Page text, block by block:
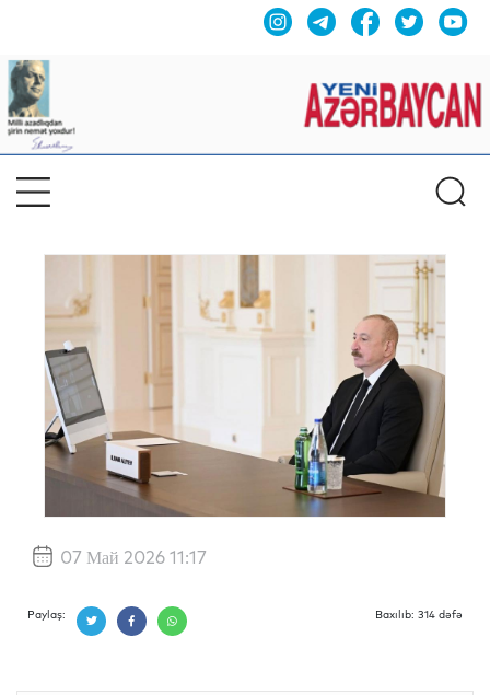
07 Май 2026 11:17
Paylaş: Baxılıb: 314 dəfə